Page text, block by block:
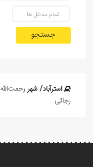
جستجو
استرآباد/ شهررحمت‌الله
رجائی